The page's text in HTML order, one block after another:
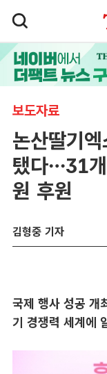
보도자료
논산딸기
탰다…31
원 후원
김형중 기자
국제 행사 성공 개
기 경쟁력 세계에